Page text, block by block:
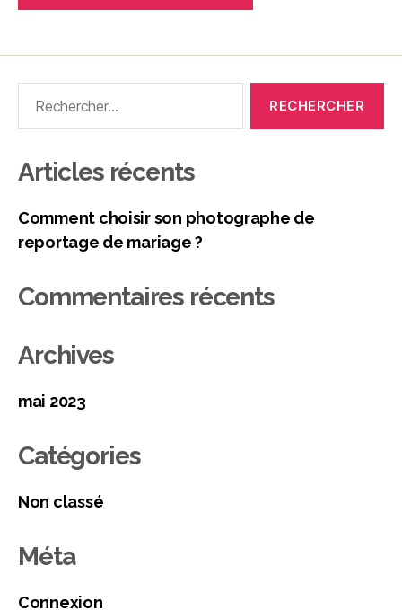
Articles récents
Comment choisir son photographe de
reportage de mariage ?
Commentaires récents
Archives
mai 2023
Catégories
Non classé
Méta
Connexion